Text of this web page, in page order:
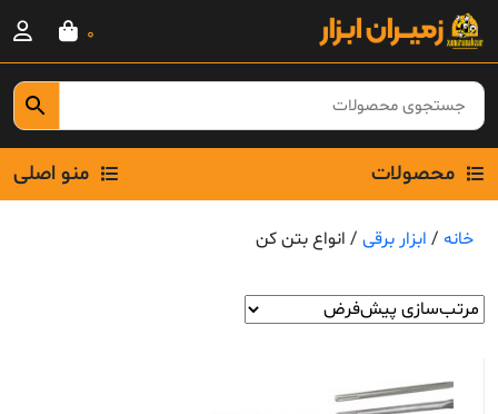
Skip
content
0
محصولات منو اصلی
خانه / ابزار برقی / انواع بتن کن